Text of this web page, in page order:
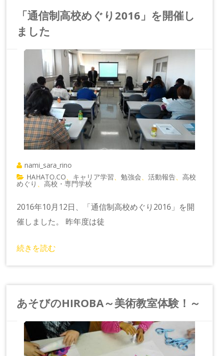
「通信制高校めぐり2016」を開催し
ました
nami_sara_rino
HAHATO.CO
キャリア学習 、勉強会 、活動報告 、高校
めぐり 、高校・専門学校
2016年10月12日、「通信制高校めぐり2016」を開
催しました。 昨年度は徒
続きを読む
あそびのHIROBA～美術教室体験！～